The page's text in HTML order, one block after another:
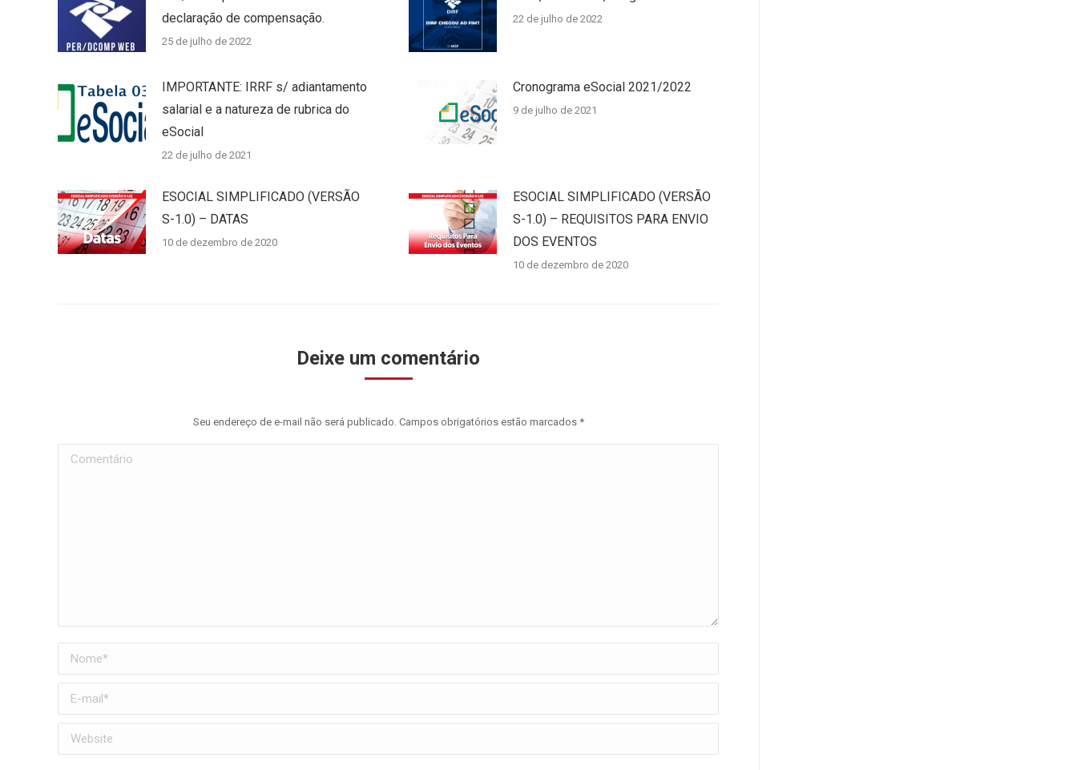
declaração de compensação.
25 de julho de 2022
22 de julho de 2022
IMPORTANTE: IRRF s/ adiantamento
salarial e a natureza de rubrica do
eSocial
22 de julho de 2021
Cronograma eSocial 2021/2022
9 de julho de 2021
ESOCIAL SIMPLIFICADO (VERSÃO
S-1.0) – DATAS
10 de dezembro de 2020
ESOCIAL SIMPLIFICADO (VERSÃO
S-1.0) – REQUISITOS PARA ENVIO
DOS EVENTOS
10 de dezembro de 2020
Deixe um comentário
Seu endereço de e-mail não será publicado. Campos obrigatórios estão marcados *
Comentário
Nome *
E-mail *
Website